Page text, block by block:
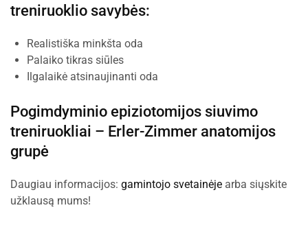
treniruoklio savybės:
Realistiška minkšta oda
Palaiko tikras siūles
Ilgalaikė atsinaujinanti oda
Pogimdyminio epiziotomijos siuvimo
treniruokliai – Erler-Zimmer anatomijos
grupė
Daugiau informacijos: gamintojo svetainėje arba siųskite
užklausą mums!